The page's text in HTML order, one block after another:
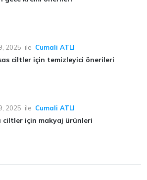
2025 ile Cumali ATLI
ciltler için temizleyici önerileri
2025 ile Cumali ATLI
ciltler için makyaj ürünleri